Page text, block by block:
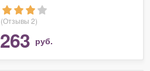
(Отзывы 2)
263 руб.